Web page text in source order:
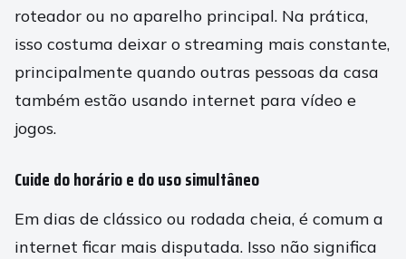
roteador ou no aparelho principal. Na prática,
isso costuma deixar o streaming mais constante,
principalmente quando outras pessoas da casa
também estão usando internet para vídeo e
jogos.
Cuide do horário e do uso simultâneo
Em dias de clássico ou rodada cheia, é comum a
internet ficar mais disputada. Isso não significa